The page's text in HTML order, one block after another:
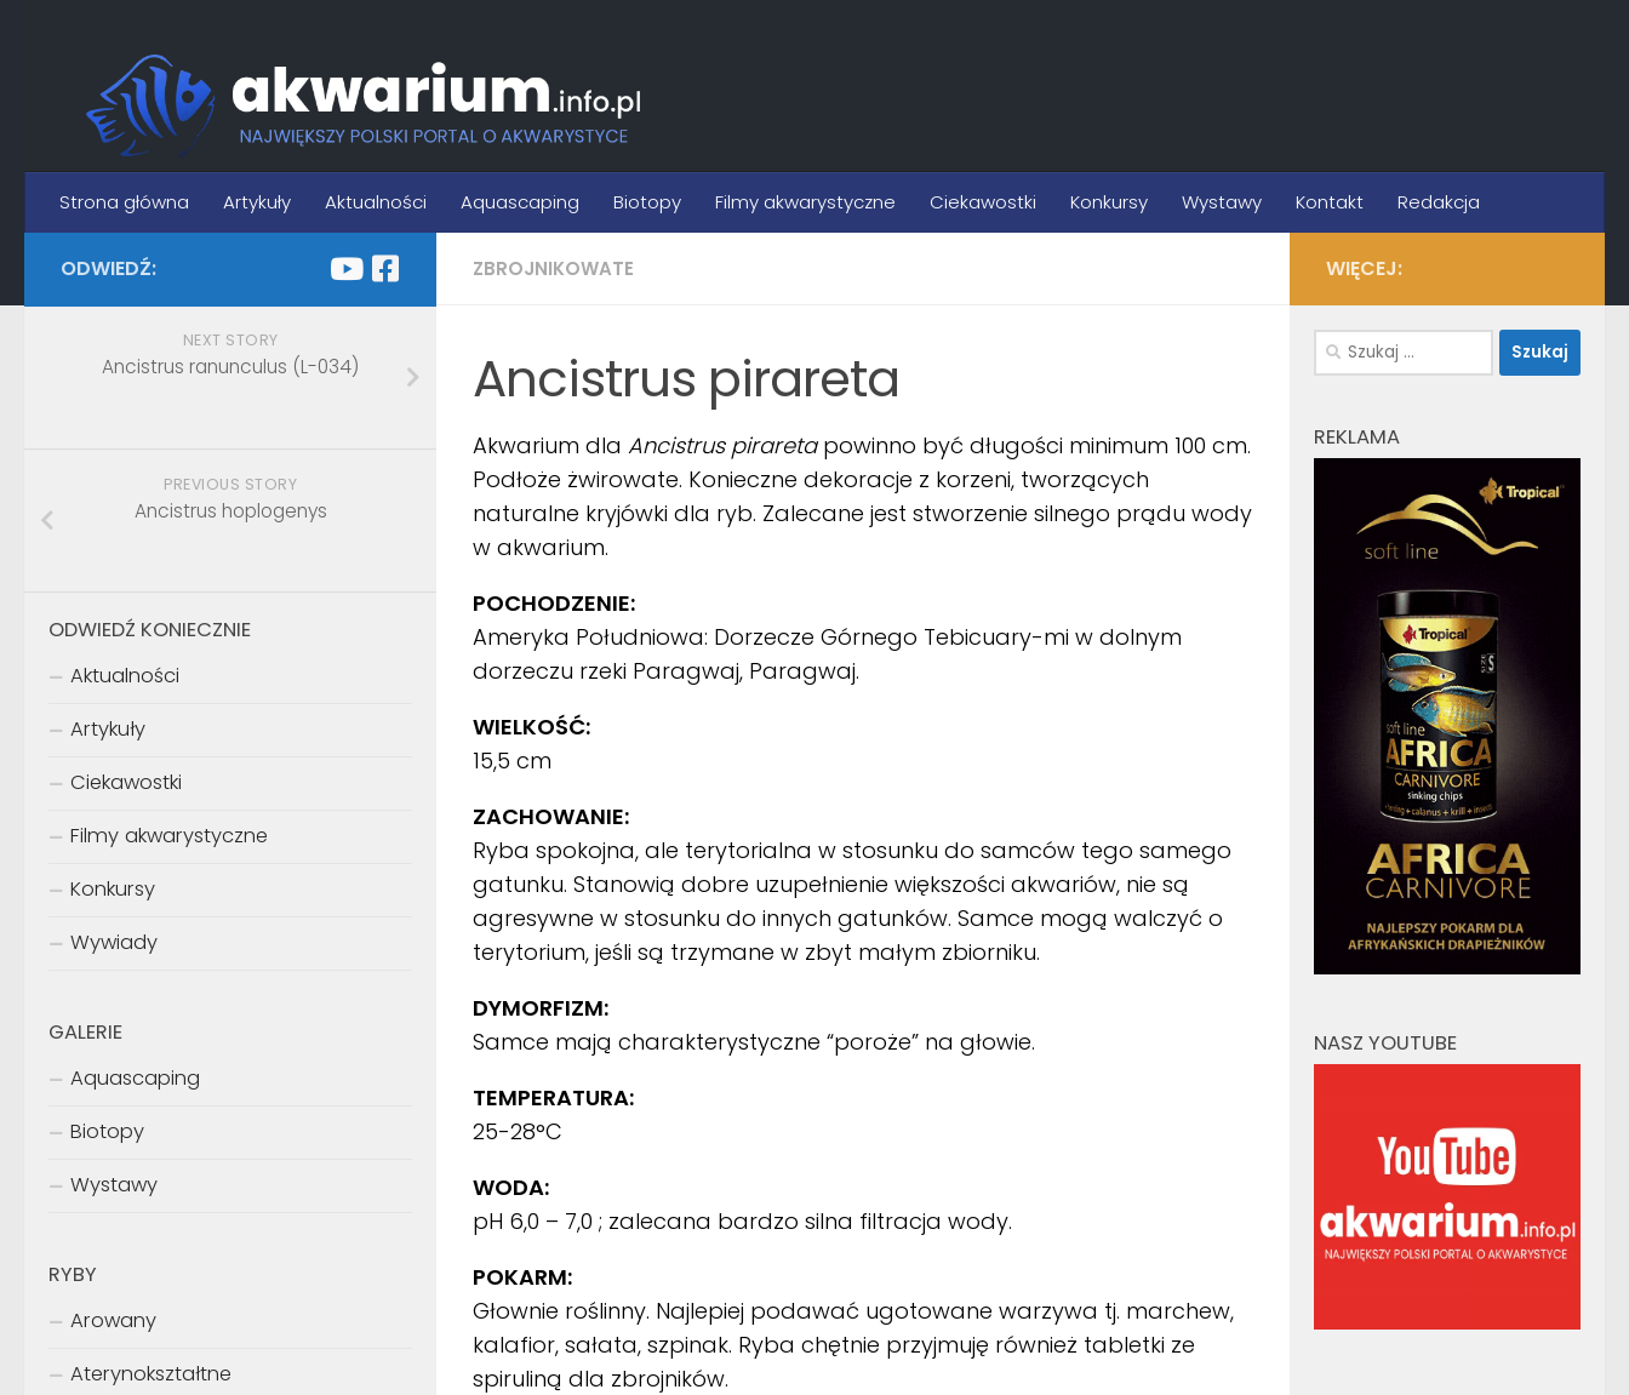
Strona główna Artykuły Aktualności Aquascaping Biotopy Filmy akwarystyczne Ciekawostki Konkursy Wystawy Kontakt Redakcja
ZBROJNIKOWATE
Ancistrus pirareta
Akwarium dla Ancistrus piraretapowinno być długości minimum 100 cm.
Podłoże żwirowate. Konieczne dekoracje z korzeni, tworzących
naturalne kryjówki dla ryb. Zalecane jest stworzenie silnego prądu wody
w akwarium.
POCHODZENIE:
Ameryka Południowa: Dorzecze Górnego Tebicuary-mi w dolnym
dorzeczu rzeki Paragwaj, Paragwaj.
WIELKOŚĆ:
15,5 cm
ZACHOWANIE:
Ryba spokojna, ale terytorialna w stosunku do samców tego samego
gatunku. Stanowią dobre uzupełnienie większości akwariów, nie są
agresywne w stosunku do innych gatunków. Samce mogą walczyć o
terytorium, jeśli są trzymane w zbyt małym zbiorniku.
DYMORFIZM:
Samce mają charakterystyczne “poroże” na głowie.
TEMPERATURA:
25-28°C
WODA:
pH 6,0 – 7,0 ; zalecana bardzo silna filtracja wody.
POKARM:
Głownie roślinny. Najlepiej podawać ugotowane warzywa tj. marchew,
kalafior, sałata, szpinak. Ryba chętnie przyjmuję również tabletki ze
spiruliną dla zbrojników.
ODWIEDŹ:
NEXT STORY
Ancistrus ranunculus (L-034)
PREVIOUS STORY
Ancistrus hoplogenys
ODWIEDŹ KONIECZNIE
Aktualności
Artykuły
Ciekawostki
Filmy akwarystyczne
Konkursy
Wywiady
GALERIE
Aquascaping
Biotopy
Wystawy
RYBY
Arowany
Aterynokształtne
WIĘCEJ:
Szukaj:
REKLAMA
NASZ YOUTUBE